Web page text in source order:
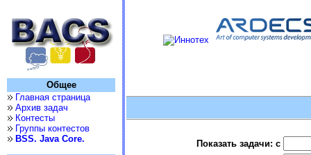
Общее
Главная страница
Архив задач
Контесты
Группы контестов
BSS. Java Core.
Показать задачи: с